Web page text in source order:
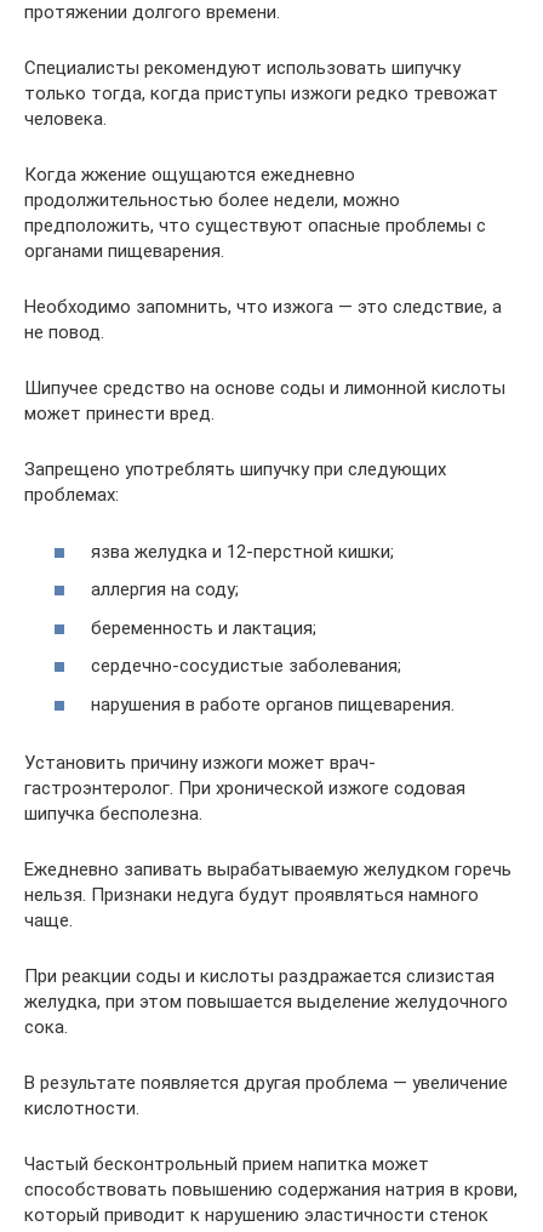
протяжении долгого времени.
Специалисты рекомендуют использовать шипучку
только тогда, когда приступы изжоги редко тревожат
человека.
Когда жжение ощущаются ежедневно
продолжительностью более недели, можно
предположить, что существуют опасные проблемы с
органами пищеварения.
Необходимо запомнить, что изжога — это следствие, а
не повод.
Шипучее средство на основе соды и лимонной кислоты
может принести вред.
Запрещено употреблять шипучку при следующих
проблемах:
язва желудка и 12-перстной кишки;
аллергия на соду;
беременность и лактация;
сердечно-сосудистые заболевания;
нарушения в работе органов пищеварения.
Установить причину изжоги может врач-
гастроэнтеролог. При хронической изжоге содовая
шипучка бесполезна.
Ежедневно запивать вырабатываемую желудком горечь
нельзя. Признаки недуга будут проявляться намного
чаще.
При реакции соды и кислоты раздражается слизистая
желудка, при этом повышается выделение желудочного
сока.
В результате появляется другая проблема — увеличение
кислотности.
Частый бесконтрольный прием напитка может
способствовать повышению содержания натрия в крови,
который приводит к нарушению эластичности стенок